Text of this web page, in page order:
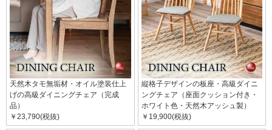
天然木タモ無垢材・オイル塗装仕上
げの高級ダイニングチェア（完成
品）
￥23,790(税抜)
縦格子デザインの板座・高級ダイニ
ングチェア（座面クッション付き・
ホワイト色・天然木アッシュ製）
￥19,900(税抜)